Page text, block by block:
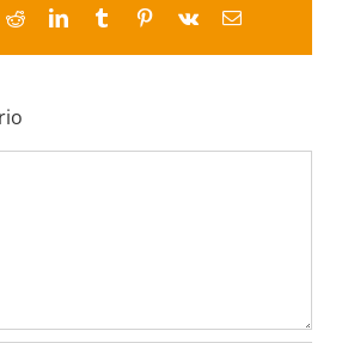
RedditLinkedInTumblrPinterest
Vk
Correo